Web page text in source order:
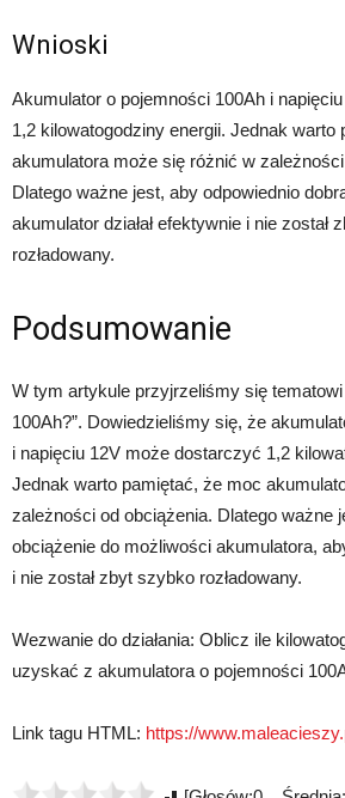
Wnioski
Akumulator o pojemności 100Ah i
1,2 kilowatogodziny energii. Jednak warto
akumulatora może się różnić w
Dlatego ważne jest, aby odpowiednio
akumulator działał efektywnie i nie został
rozładowany.
Podsumowanie
W tym artykule przyjrzeliśmy się
100Ah?”. Dowiedzieliśmy się, że
i napięciu 12V może dostarczyć 1,2
Jednak warto pamiętać, że moc
zależności od obciążenia. Dlatego ważne
obciążenie do możliwości akumulatora,
i nie został zbyt szybko rozładowany.
Wezwanie do działania: Oblicz ile
uzyskać z akumulatora o pojemności
Link tagu HTML: https://